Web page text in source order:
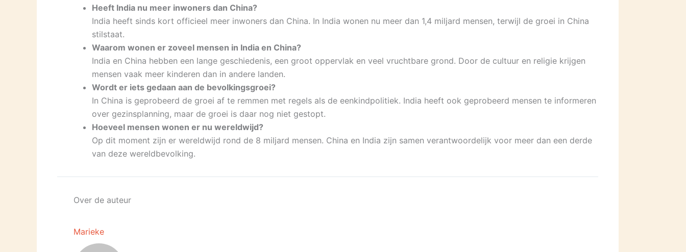
Heeft India nu meer inwoners dan China?
India heeft sinds kort officieel meer inwoners dan China. In India wonen nu meer dan 1,4 miljard mensen, terwijl de groei in China
stilstaat.
Waarom wonen er zoveel mensen in India en China?
India en China hebben een lange geschiedenis, een groot oppervlak en veel vruchtbare grond. Door de cultuur en religie krijgen
mensen vaak meer kinderen dan in andere landen.
Wordt er iets gedaan aan de bevolkingsgroei?
In China is geprobeerd de groei af te remmen met regels als de eenkindpolitiek. India heeft ook geprobeerd mensen te informeren
over gezinsplanning, maar de groei is daar nog niet gestopt.
Hoeveel mensen wonen er nu wereldwijd?
Op dit moment zijn er wereldwijd rond de 8 miljard mensen. China en India zijn samen verantwoordelijk voor meer dan een derde
van deze wereldbevolking.
Over de auteur
Marieke